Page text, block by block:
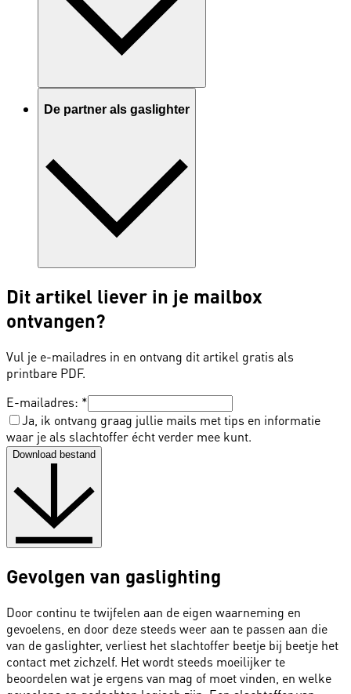
De partner als gaslighter
Dit artikel liever in je mailbox
ontvangen?
Vul je e-mailadres in en ontvang dit artikel gratis als
printbare PDF.
E-mailadres: *
Ja, ik ontvang graag jullie mails met tips en informatie
waar je als slachtoffer écht verder mee kunt.
Download bestand
Gevolgen van gaslighting
Door continu te twijfelen aan de eigen waarneming en
gevoelens, en door deze steeds weer aan te passen aan die
van de gaslighter, verliest het slachtoffer beetje bij beetje het
contact met zichzelf. Het wordt steeds moeilijker te
beoordelen wat je ergens van mag of moet vinden, en welke